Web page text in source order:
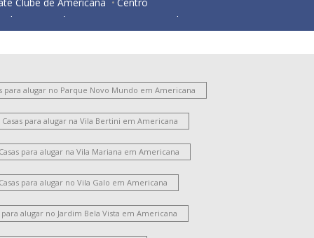
Jardim Santa Lúcia
Parque Nova Carioba
Mantovani
Vila Bertini
Antônio Zanaga Ii
Jardim Glória
Vila Frezzarim
Lizandra
Vila Pavan
Vale das Paineiras
Residencial Nardini
Jardim das Orquídeas
São Roque
Morada do Sol
Letônia
Werner Plaas
Vila Cordenonsi
Machadinho II
Parque Universitário
para alugar no Parque Novo Mundo em Americana
Casas para alugar na Vila Bertini em Americana
Casas para alugar na Vila Mariana em Americana
Casas para alugar no Vila Galo em Americana
para alugar no Jardim Bela Vista em Americana